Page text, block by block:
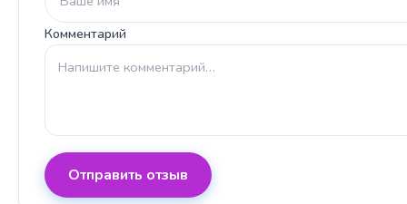
Комментарий
Отправить отзыв